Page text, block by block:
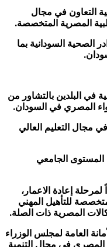
التعاون في مجال
المصرية المتخصصة.
الصحية السودانية بما
في البلدين بالتشاور من
المصري في السودان.
مجال التعليم العالي
المستوى الجامعي
إعادة الاعمار،
للتأهيل المهني
المصرية ذات الصلة.
العامة لمجلس الوزراء
المصري في مجال التنمية